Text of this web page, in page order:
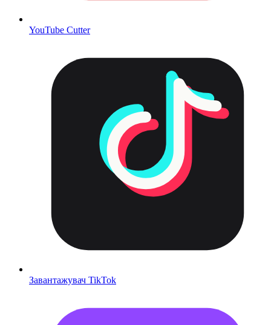
YouTube Cutter
Завантажувач TikTok